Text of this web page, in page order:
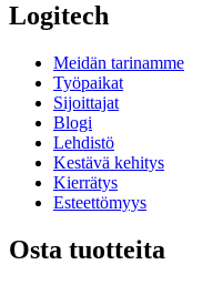
Logitech
Meidän tarinamme
Työpaikat
Sijoittajat
Blogi
Lehdistö
Kestävä kehitys
Kierrätys
Esteettömyys
Osta tuotteita